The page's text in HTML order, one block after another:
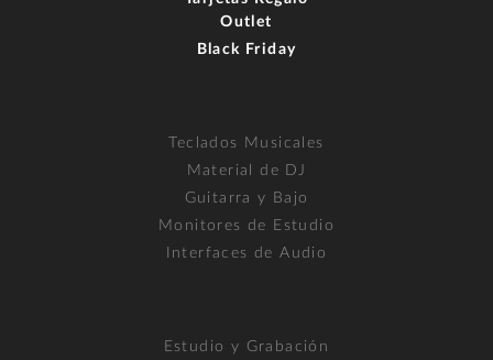
Outlet
Black Friday
Teclados Musicales
Material de DJ
Guitarra y Bajo
Monitores de Estudio
Interfaces de Audio
Estudio y Grabación